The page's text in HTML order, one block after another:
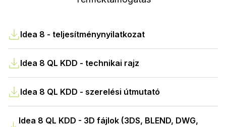
Idea 8 - teljesítménynyilatkozat
Idea 8 QL KDD - technikai rajz
Idea 8 QL KDD - szerelési útmutató
Idea 8 QL KDD - 3D fájlok (3DS, BLEND, DWG,